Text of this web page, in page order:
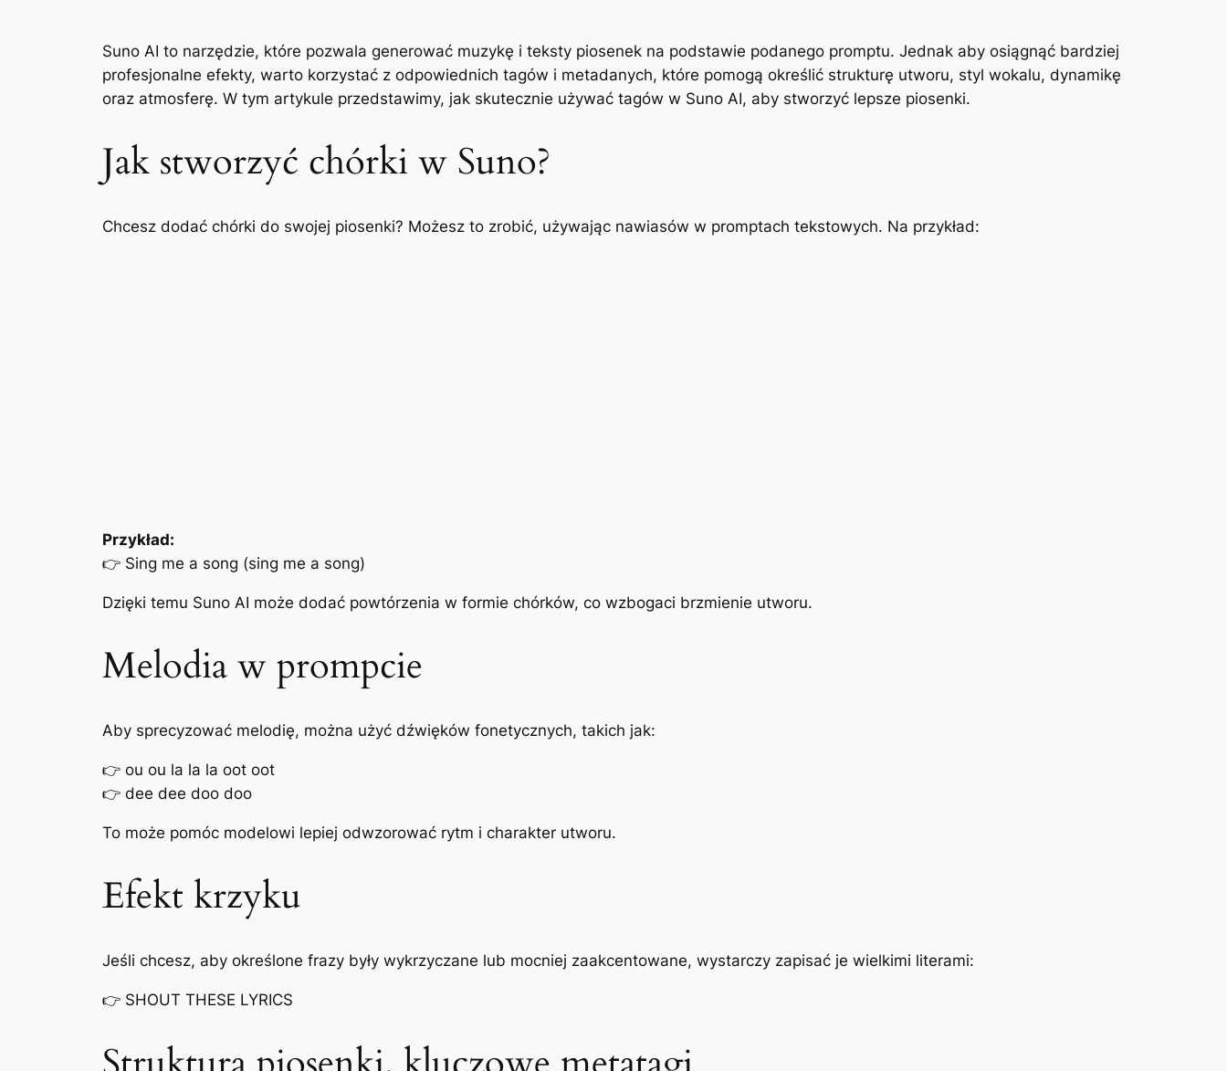
Suno AI to narzędzie, które pozwala generować muzykę i teksty piosenek na podstawie podanego promptu. Jednak aby osiągnąć bardziej
profesjonalne efekty, warto korzystać z odpowiednich tagów i metadanych, które pomogą określić strukturę utworu, styl wokalu, dynamikę
oraz atmosferę. W tym artykule przedstawimy, jak skutecznie używać tagów w Suno AI, aby stworzyć lepsze piosenki.
Jak stworzyć chórki w Suno?
Chcesz dodać chórki do swojej piosenki? Możesz to zrobić, używając nawiasów w promptach tekstowych. Na przykład:
Przykład:
👉 Sing me a song (sing me a song)
Dzięki temu Suno AI może dodać powtórzenia w formie chórków, co wzbogaci brzmienie utworu.
Melodia w prompcie
Aby sprecyzować melodię, można użyć dźwięków fonetycznych, takich jak:
👉 ou ou la la la oot oot
👉 dee dee doo doo
To może pomóc modelowi lepiej odwzorować rytm i charakter utworu.
Efekt krzyku
Jeśli chcesz, aby określone frazy były wykrzyczane lub mocniej zaakcentowane, wystarczy zapisać je wielkimi literami:
👉 SHOUT THESE LYRICS